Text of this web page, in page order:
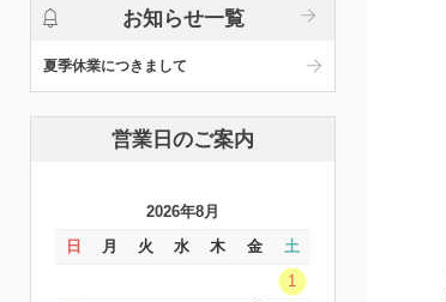
お知らせ一覧
夏季休業につきまして
営業日のご案内
2026年8月
日
月 火 水 木 金
土
1